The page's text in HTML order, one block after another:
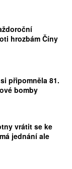
hrozbám Číny
připomněla 81.
bomby
vrátit se ke
jednání ale